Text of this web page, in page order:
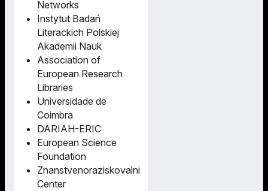
Networks
Instytut Badań
Literackich Polskiej
Akademii Nauk
Association of
European Research
Libraries
Universidade de
Coimbra
DARIAH-ERIC
European Science
Foundation
Znanstvenoraziskovalni
Center